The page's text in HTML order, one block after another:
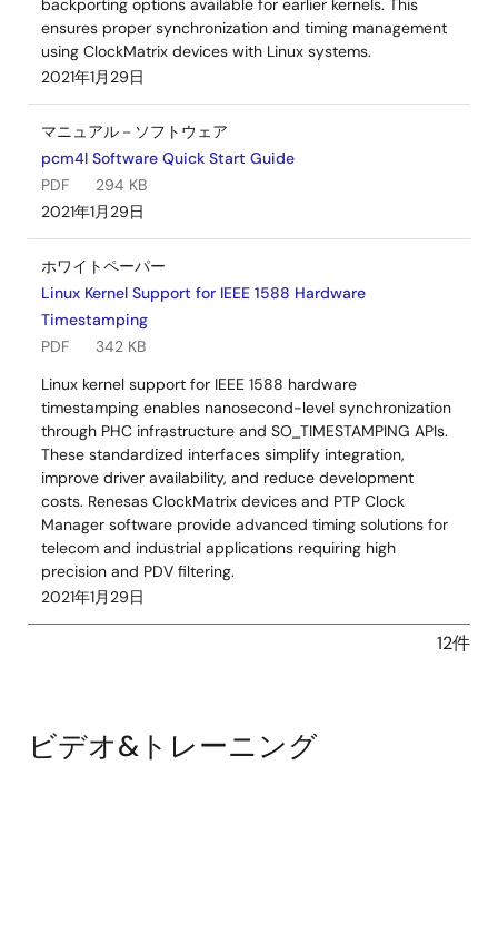
backporting options available for earlier kernels. This
ensures proper synchronization and timing management
using ClockMatrix devices with Linux systems.
2021年1月29日
マニュアル－ソフトウェア
pcm4l Software Quick Start Guide
PDF
294 KB
2021年1月29日
ホワイトペーパー
Linux Kernel Support for IEEE 1588 Hardware
Timestamping
PDF
342 KB
Linux kernel support for IEEE 1588 hardware
timestamping enables nanosecond-level synchronization
through PHC infrastructure and SO_TIMESTAMPING APIs.
These standardized interfaces simplify integration,
improve driver availability, and reduce development
costs. Renesas ClockMatrix devices and PTP Clock
Manager software provide advanced timing solutions for
telecom and industrial applications requiring high
precision and PDV filtering.
2021年1月29日
12件
ビデオ&トレーニング